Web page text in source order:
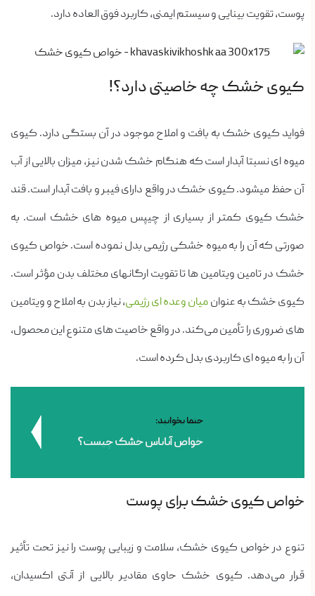
پوست، تقویت بینایی و سیستم ایمنی، کاربرد فوق العاده دارد.
کیوی خشک چه خاصیتی دارد؟!
فواید کیوی خشک به بافت و املاح موجود در آن بستگی دارد. کیوی
میوه ای نسبتا آبدار است که هنگام خشک شدن نیز، میزان بالایی از آب
آن حفظ میشود. کیوی خشک در واقع دارای فیبر و بافت آبدار است. قند
خشک کیوی کمتر از بسیاری از چیپس میوه های خشک است. به
صورتی که آن را به میوه خشکی رژیمی بدل نموده است. خواص کیوی
خشک در تامین ویتامین ها تا تقویت ارگانهای مختلف بدن مؤثر است.
کیوی خشک به عنوانمیان وعده ای رژیمی، نیاز بدن به املاح و ویتامین
های ضروری را تأمین می‌کند. در واقع خاصیت های متنوع این محصول،
آن را به میوه ای کاربردی بدل کرده است.
حتما بخوانید:
خواص آناناس خشک چیست؟
خواص کیوی خشک برای پوست
تنوع در خواص کیوی خشک، سلامت و زیبایی پوست را نیز تحت تأثیر
قرار می‌دهد. کیوی خشک حاوی مقادیر بالایی از آنتی اکسیدان،